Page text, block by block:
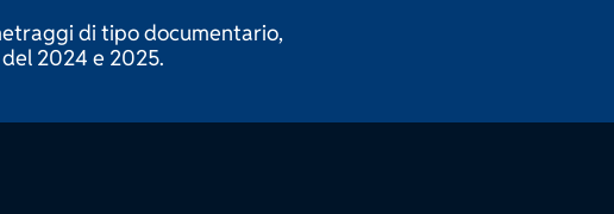
di tipo documentario,
2024 e 2025.